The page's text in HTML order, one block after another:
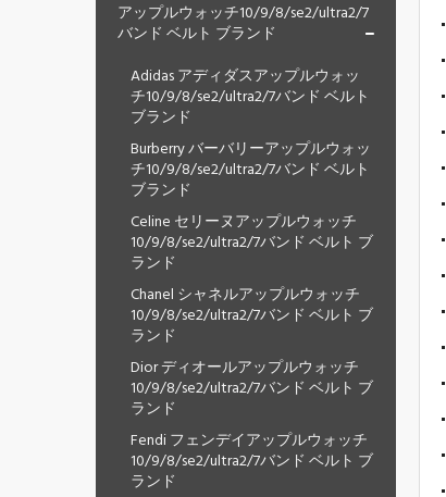
アップルウォッチ10/9/8/se2/ultra2/7
バンド ベルト ブランド
Adidas アディダスアップルウォッ
チ10/9/8/se2/ultra2/7バンド ベルト
ブランド
Burberry バーバリーアップルウォッ
チ10/9/8/se2/ultra2/7バンド ベルト
ブランド
Celine セリーヌアップルウォッチ
10/9/8/se2/ultra2/7バンド ベルト ブ
ランド
Chanel シャネルアップルウォッチ
10/9/8/se2/ultra2/7バンド ベルト ブ
ランド
Dior ディオールアップルウォッチ
10/9/8/se2/ultra2/7バンド ベルト ブ
ランド
Fendi フェンデイアップルウォッチ
10/9/8/se2/ultra2/7バンド ベルト ブ
ランド